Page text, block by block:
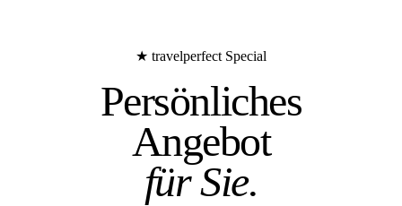
★ travelperfect Special
Persönliches
Angebot
für Sie.